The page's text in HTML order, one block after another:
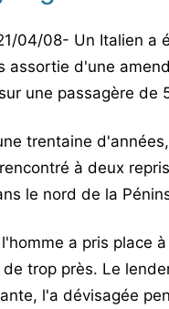
04/08- Un Italien
assortie d'une
une passagère de
trentaine
à deux
le nord de la
a pris place
trop près. Le
l'a dévisagée